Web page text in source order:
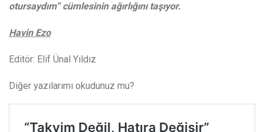
otursaydım” cümlesinin ağırlığını taşıyor.
Havin Ezo
Editör: Elif Ünal Yıldız
Diğer yazılarımı okudunuz mu?